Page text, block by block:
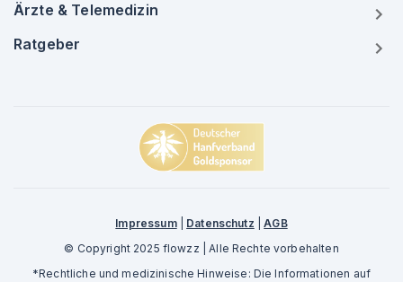
Ärzte & Telemedizin
Ratgeber
Impressum| Datenschutz |AGB
© Copyright 2025 flowzz | Alle Rechte vorbehalten
*Rechtliche und medizinische Hinweise: Die Informationen auf